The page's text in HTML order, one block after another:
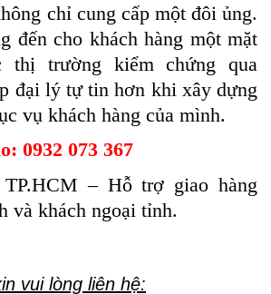
chỉ cung cấp một đôi ủng.
đến cho khách hàng một mặt
thị trường kiểm chứng qua
đại lý tự tin hơn khi xây dựng
vụ khách hàng của mình.
0932 073 367
– Hỗ trợ giao hàng
và khách ngoại tỉnh.
vui lòng liên hệ: